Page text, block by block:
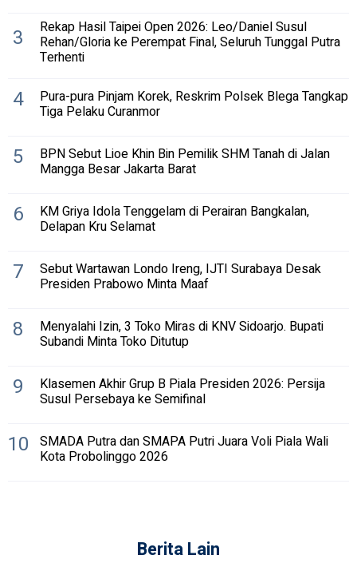
3 Rekap Hasil Taipei Open 2026: Leo/Daniel Susul
Rehan/Gloria ke Perempat Final, Seluruh Tunggal Putra
Terhenti
4 Pura-pura Pinjam Korek, Reskrim Polsek Blega Tangkap
Tiga Pelaku Curanmor
5 BPN Sebut Lioe Khin Bin Pemilik SHM Tanah di Jalan
Mangga Besar Jakarta Barat
6 KM Griya Idola Tenggelam di Perairan Bangkalan,
Delapan Kru Selamat
7 Sebut Wartawan Londo Ireng, IJTI Surabaya Desak
Presiden Prabowo Minta Maaf
8 Menyalahi Izin, 3 Toko Miras di KNV Sidoarjo. Bupati
Subandi Minta Toko Ditutup
9 Klasemen Akhir Grup B Piala Presiden 2026: Persija
Susul Persebaya ke Semifinal
10 SMADA Putra dan SMAPA Putri Juara Voli Piala Wali
Kota Probolinggo 2026
Berita Lain